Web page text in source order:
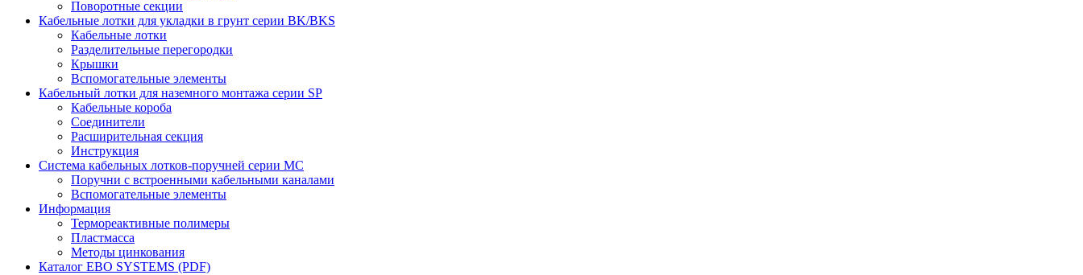
Поворотные секции
Кабельные лотки для укладки в грунт серии BK/BKS
Кабельные лотки
Разделительные перегородки
Крышки
Вспомогательные элементы
Кабельный лотки для наземного монтажа серии SP
Кабельные короба
Соединители
Расширительная секция
Инструкция
Система кабельных лотков-поручней серии MC
Поручни с встроенными кабельными каналами
Вспомогательные элементы
Информация
Термореактивные полимеры
Пластмасса
Методы цинкования
Каталог EBO SYSTEMS (PDF)